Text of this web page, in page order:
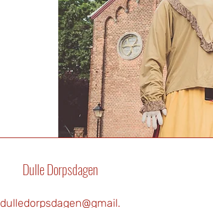
Dulle Dorpsdagen
dulledorpsdagen@gmail.